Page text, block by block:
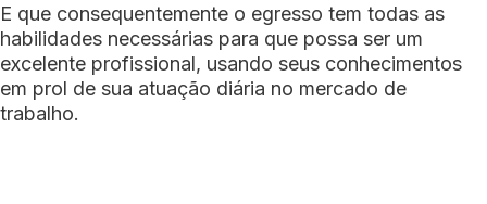
E que consequentemente o egresso tem todas as
habilidades necessárias para que possa ser um
excelente profissional, usando seus conhecimentos
em prol de sua atuação diária no mercado de
trabalho.